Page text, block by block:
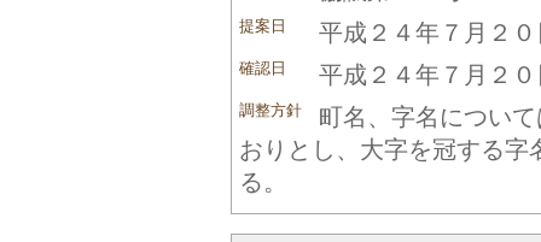
提案日 平成２４年７月２０
確認日 平成２４年７月２０
調整方針
町名、字名につい
おりとし、大字を冠する字
る。